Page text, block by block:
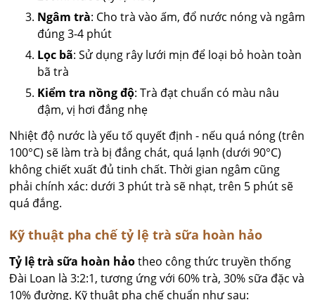
Ngâm trà: Cho trà vào ấm, đổ nước nóng và ngâm
đúng 3-4 phút
Lọc bã: Sử dụng rây lưới mịn để loại bỏ hoàn toàn
bã trà
Kiểm tra nồng độ: Trà đạt chuẩn có màu nâu
đậm, vị hơi đắng nhẹ
Nhiệt độ nước là yếu tố quyết định - nếu quá nóng (trên
100°C) sẽ làm trà bị đắng chát, quá lạnh (dưới 90°C)
không chiết xuất đủ tinh chất. Thời gian ngâm cũng
phải chính xác: dưới 3 phút trà sẽ nhạt, trên 5 phút sẽ
quá đắng.
Kỹ thuật pha chế tỷ lệ trà sữa hoàn hảo
Tỷ lệ trà sữa hoàn hảotheo công thức truyền thống
Đài Loan là 3:2:1, tương ứng với 60% trà, 30% sữa đặc và
10% đường. Kỹ thuật pha chế chuẩn như sau: